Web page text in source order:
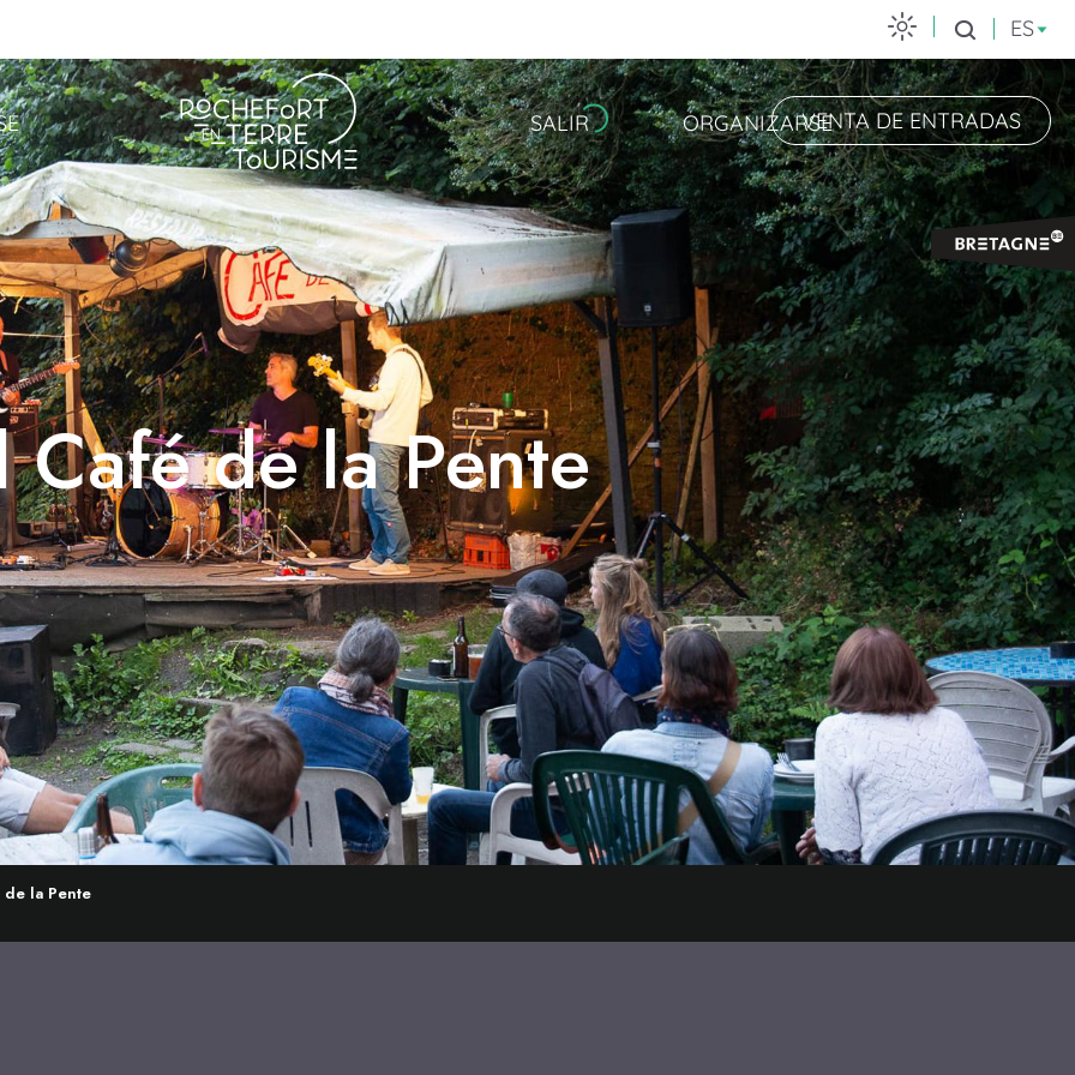
Buscar
ES
VENTA DE ENTRADAS
SALIR ORGANIZARSE
Café de la Pente
de la Pente